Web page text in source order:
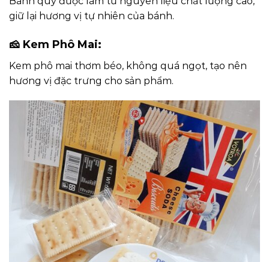
giữ lại hương vị tự nhiên của bánh.
🧀 Kem Phô Mai:
Kem phô mai thơm béo, không quá ngọt, tạo nên
hương vị đặc trưng cho sản phẩm.